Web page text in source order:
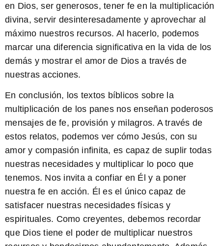
en Dios, ser generosos, tener fe en la multiplicación
divina, servir desinteresadamente y aprovechar al
máximo nuestros recursos. Al hacerlo, podemos
marcar una diferencia significativa en la vida de los
demás y mostrar el amor de Dios a través de
nuestras acciones.
En conclusión, los textos bíblicos sobre la
multiplicación de los panes nos enseñan poderosos
mensajes de fe, provisión y milagros. A través de
estos relatos, podemos ver cómo Jesús, con su
amor y compasión infinita, es capaz de suplir todas
nuestras necesidades y multiplicar lo poco que
tenemos. Nos invita a confiar en Él y a poner
nuestra fe en acción. Él es el único capaz de
satisfacer nuestras necesidades físicas y
espirituales. Como creyentes, debemos recordar
que Dios tiene el poder de multiplicar nuestros